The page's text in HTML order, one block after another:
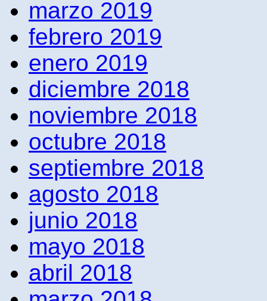
marzo 2019
febrero 2019
enero 2019
diciembre 2018
noviembre 2018
octubre 2018
septiembre 2018
agosto 2018
junio 2018
mayo 2018
abril 2018